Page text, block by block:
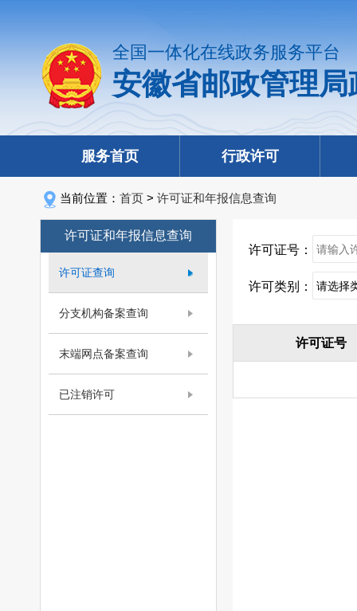
全国一体化在线政务服务平台
安徽省邮政管理
服务首页 行政许可
当前位置： 首页 > 许可证和年报信息查询
许可证和年报信息查询
许可证查询
分支机构备案查询
末端网点备案查询
已注销许可
许可证号：
许可类别：
许可证号